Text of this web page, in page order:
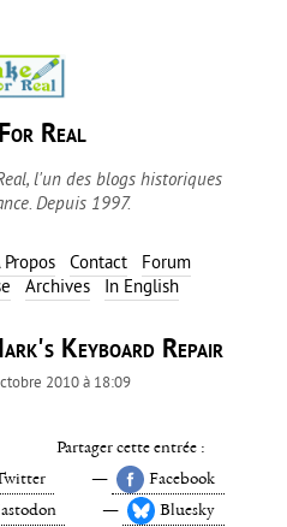
Real
l'un des blogs historiques
Depuis 1997.
Propos Contact
Forum
Archives In English
Keyboard Repair
2010 à 18:09
Partager cette entrée :
Facebook
Bluesky